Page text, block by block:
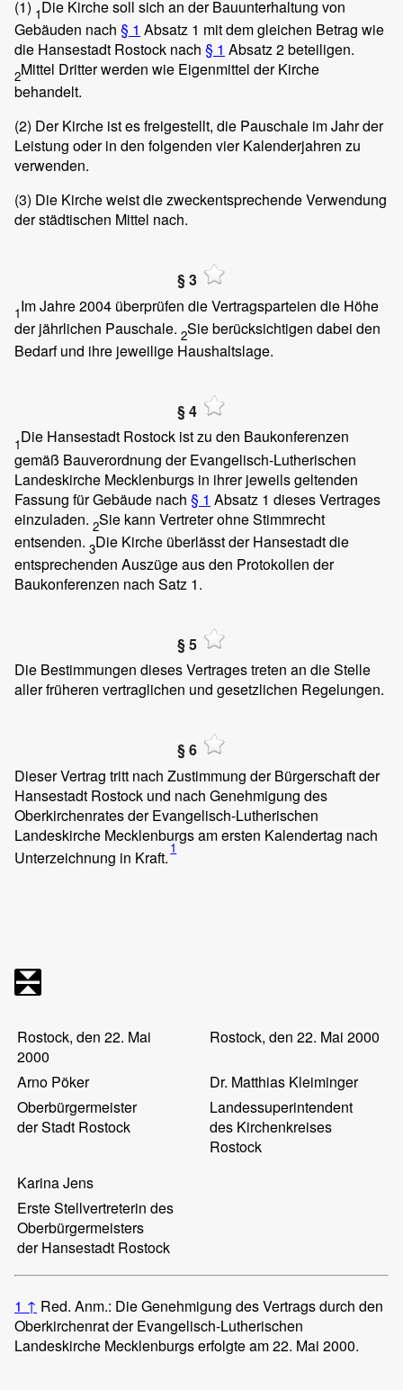
(1) 1Die Kirche soll sich an der Bauunterhaltung von
Gebäuden nach § 1 Absatz 1 mit dem gleichen Betrag wie
die Hansestadt Rostock nach § 1 Absatz 2 beteiligen.
2Mittel Dritter werden wie Eigenmittel der Kirche
behandelt.
(2) Der Kirche ist es freigestellt, die Pauschale im Jahr der
Leistung oder in den folgenden vier Kalenderjahren zu
verwenden.
(3) Die Kirche weist die zweckentsprechende Verwendung
der städtischen Mittel nach.
§ 3
1Im Jahre 2004 überprüfen die Vertragsparteien die Höhe
der jährlichen Pauschale. 2Sie berücksichtigen dabei den
Bedarf und ihre jeweilige Haushaltslage.
§ 4
1Die Hansestadt Rostock ist zu den Baukonferenzen
gemäß Bauverordnung der Evangelisch-Lutherischen
Landeskirche Mecklenburgs in ihrer jeweils geltenden
Fassung für Gebäude nach § 1 Absatz 1 dieses Vertrages
einzuladen. 2Sie kann Vertreter ohne Stimmrecht
entsenden. 3Die Kirche überlässt der Hansestadt die
entsprechenden Auszüge aus den Protokollen der
Baukonferenzen nach Satz 1.
§ 5
Die Bestimmungen dieses Vertrages treten an die Stelle
aller früheren vertraglichen und gesetzlichen Regelungen.
§ 6
Dieser Vertrag tritt nach Zustimmung der Bürgerschaft der
Hansestadt Rostock und nach Genehmigung des
Oberkirchenrates der Evangelisch-Lutherischen
Landeskirche Mecklenburgs am ersten Kalendertag nach
Unterzeichnung in Kraft. 1
Rostock, den 22. Mai
2000
Rostock, den 22. Mai 2000
Arno Pöker Dr. Matthias Kleiminger
Oberbürgermeister
der Stadt Rostock
Landessuperintendent
des Kirchenkreises
Rostock
KarinaJens
Erste Stellvertreterin des
Oberbürgermeisters
der Hansestadt Rostock
1 ↑ Red. Anm.: Die Genehmigung des Vertrags durch den
Oberkirchenrat der Evangelisch-Lutherischen
Landeskirche Mecklenburgs erfolgte am 22. Mai 2000.